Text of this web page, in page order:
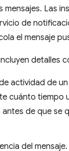
mensajes. Las
de
el mensaje
detalles
actividad de
cuánto tiempo
de que se
del